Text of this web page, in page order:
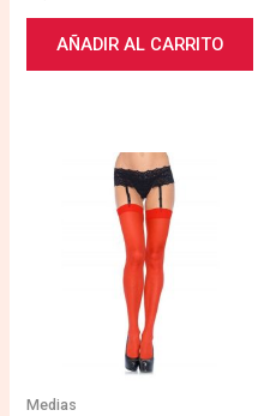
AÑADIR AL CARRITO
Medias